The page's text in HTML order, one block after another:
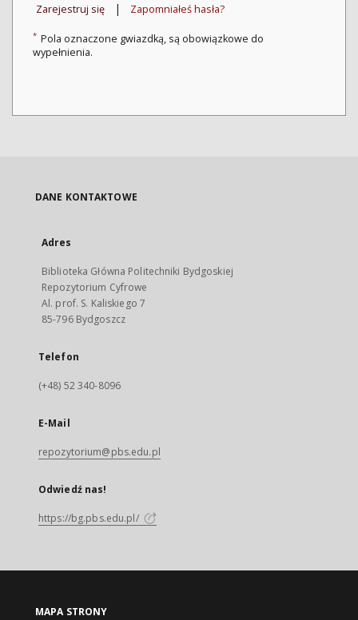
Zarejestruj się | Zapomniałeś hasła?
* Pola oznaczone gwiazdką, są obowiązkowe do
wypełnienia.
DANE KONTAKTOWE
Adres
Biblioteka Główna Politechniki Bydgoskiej
Repozytorium Cyfrowe
Al. prof. S. Kaliskiego 7
85-796 Bydgoszcz
Telefon
(+48) 52 340-8096
E-Mail
repozytorium@pbs.edu.pl
Odwiedź nas!
https://bg.pbs.edu.pl/
MAPA STRONY